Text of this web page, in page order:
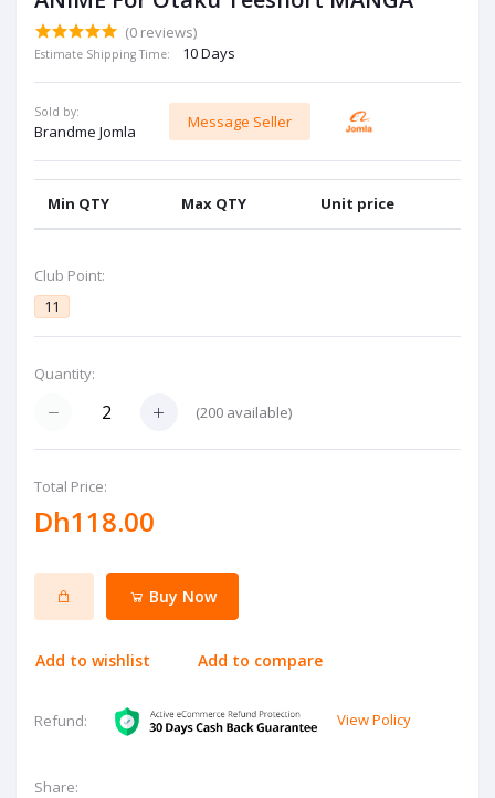
(0 reviews)
Estimate Shipping Time: 10 Days
Sold by:
Brandme Jomla
Message Seller
Min QTY Max QTY Unit price
Club Point:
11
Quantity:
(200 available)
Total Price:
Dh118.00
Buy Now
Add to wishlist Add to compare
Refund: View Policy
Share: